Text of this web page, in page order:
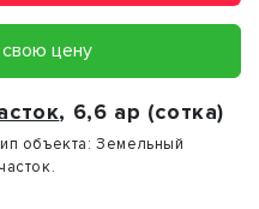
цену
, 6,6 ар (сотка)
объекта: Земельный